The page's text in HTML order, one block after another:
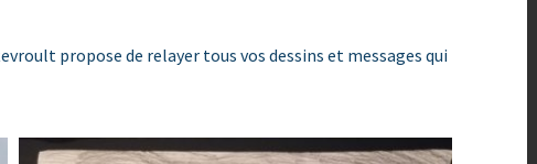
propose de relayer tous vos dessins et messages qui